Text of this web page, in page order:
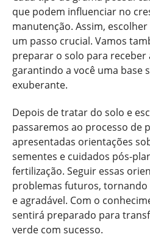
que podem influenciar no
manutenção. Assim,
um passo crucial. Vamos
preparar o solo para receber
garantindo a você uma base
exuberante.
Depois de tratar do solo e
passaremos ao processo de
apresentadas orientações
sementes e cuidados pós-
fertilização. Seguir essas
problemas futuros,
e agradável. Com o
sentirá preparado para
verde com sucesso.